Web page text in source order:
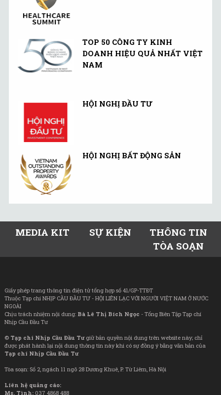
TOP 50 CÔNG TY KINH
DOANH HIỆU QUẢ NHẤT VIỆT
NAM
HỘI NGHỊ ĐẦU TƯ
HỘI NGHỊ BẤT ĐỘNG SẢN
MEDIA KIT SỰ KIỆN
THÔNG TIN
TÒA SOẠN
Giấy phép trang thông tin điện tử tổng hợp số 41/GP-TTĐT
Thuộc Tạp chí NHỊP CẦU ĐẦU TƯ - HỘI LIÊN LẠC VỚI NGƯỜI VIỆT NAM Ở NƯỚC
NGOÀI
Chịu trách nhiệm nội dung: Bà Lê Thị Bích Ngọc - Tổng Biên Tập Tạp chí
Nhịp Cầu Đầu Tư
© Tạp chí Nhịp Cầu Đầu Tưgiữ bản quyền nội dung trên website này; chỉ
được phát hành lại nội dung thông tin này khi có sự đồng ý bằng văn bản của
Tạp chí Nhịp Cầu Đầu Tư
Tòa soạn: Số 2, ngách 11 ngõ 28 Dương Khuê, P. Từ Liêm, Hà Nội
Liên hệ quảng cáo:
Ms. Tình: 037 4868 488